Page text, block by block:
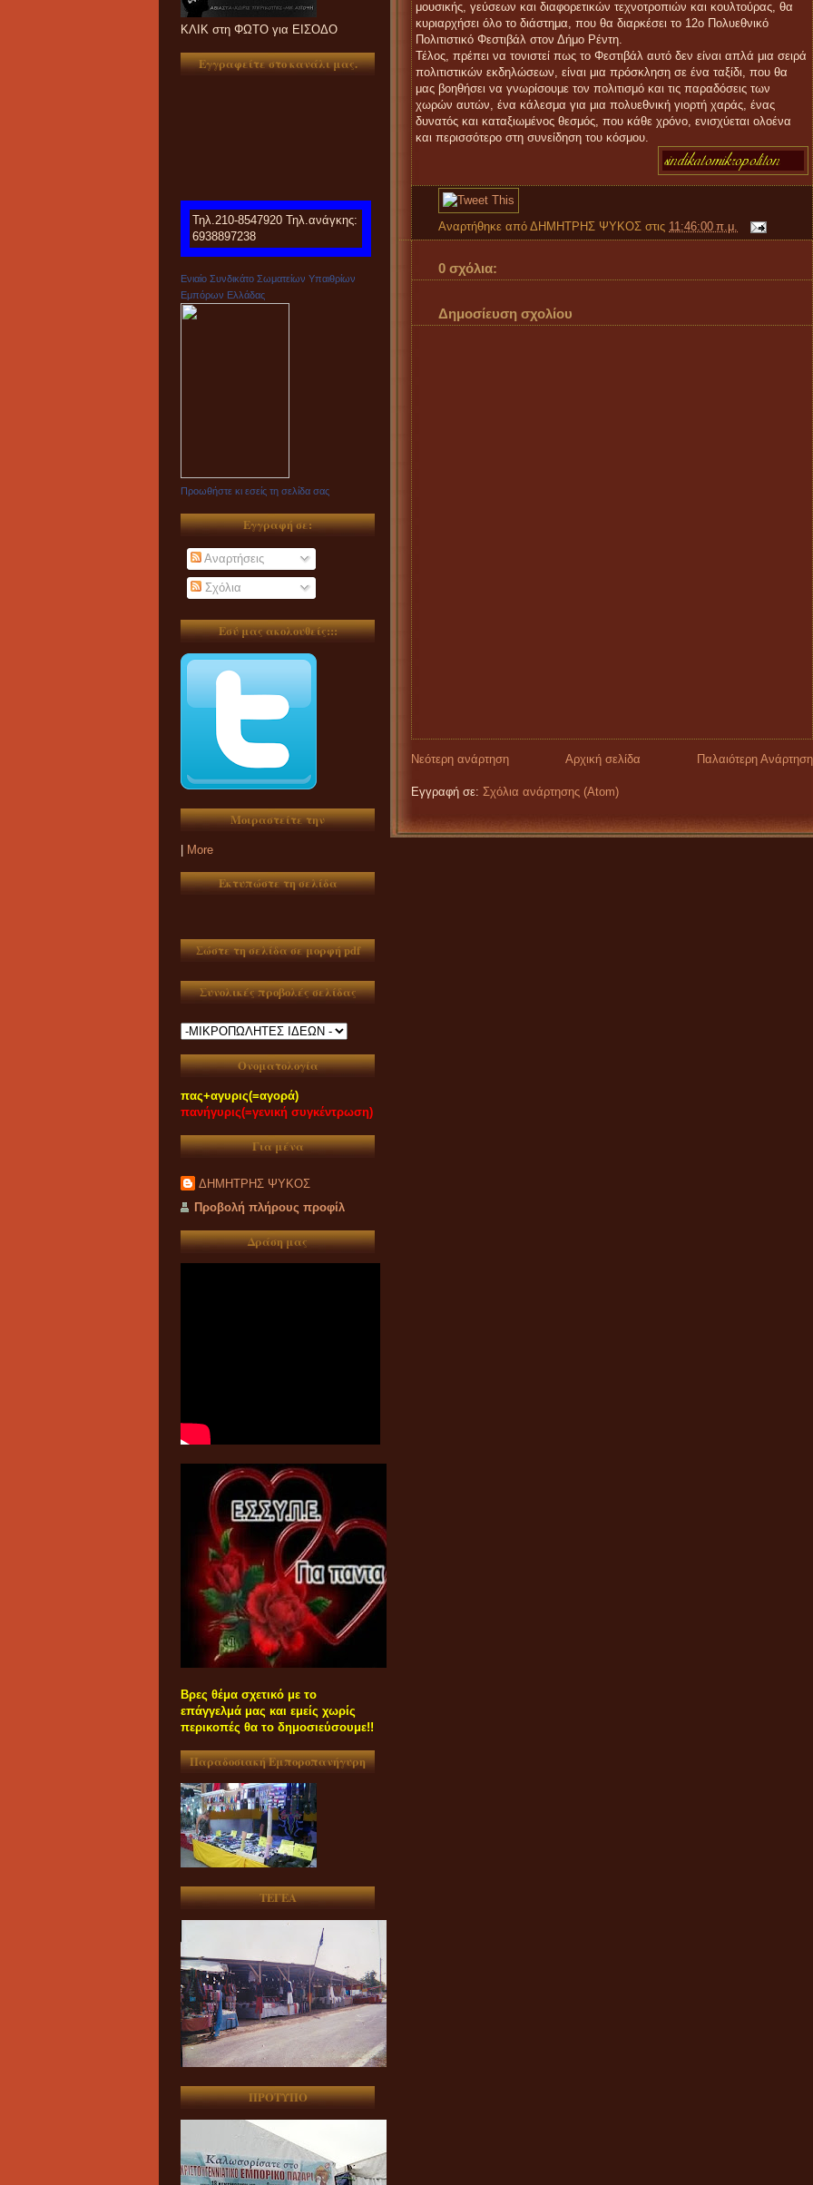
ΚΛΙΚ στη ΦΩΤΟ για ΕΙΣΟΔΟ
Εγγραφείτε στο κανάλι μας.
Τηλ.210-8547920 Τηλ.ανάγκης:
6938897238
Ενιαίο Συνδικάτο Σωματείων Υπαιθρίων
Εμπόρων Ελλάδας
Προωθήστε κι εσείς τη σελίδα σας
Εγγραφή σε:
Αναρτήσεις
Σχόλια
Εσύ μας ακολουθείς:::
Μοιραστείτε την
More
Εκτυπώστε τη σελίδα
Σώστε τη σελίδα σε μορφή pdf
Συνολικές προβολές σελίδας
Ονοματολογία
πας+αγυρις(=αγορά)
πανήγυρις(=γενική συγκέντρωση)
Για μένα
ΔΗΜΗΤΡΗΣ ΨΥΚΟΣ
Προβολή πλήρους προφίλ
Δράση μας
Βρες θέμα σχετικό με το
επάγγελμά μας και εμείς χωρίς
περικοπές θα το δημοσιεύσουμε!!
Παραδοσιακή Εμποροπανήγυρη
ΤΕΓΕΑ
ΠΡΟΤΥΠΟ
μουσικής, γεύσεων και διαφορετικών τεχνοτροπιών και κουλτούρας, θα
κυριαρχήσει όλο το διάστημα, που θα διαρκέσει το 12o Πολυεθνικό
Πολιτιστικό Φεστιβάλ στον Δήμο Ρέντη.
Τέλος, πρέπει να τονιστεί πως το Φεστιβάλ αυτό δεν είναι απλά μια σειρά
πολιτιστικών εκδηλώσεων, είναι μια πρόσκληση σε ένα ταξίδι, που θα
μας βοηθήσει να γνωρίσουμε τον πολιτισμό και τις παραδόσεις των
χωρών αυτών, ένα κάλεσμα για μια πολυεθνική γιορτή χαράς, ένας
δυνατός και καταξιωμένος θεσμός, που κάθε χρόνο, ενισχύεται ολοένα
και περισσότερο στη συνείδηση του κόσμου.
Αναρτήθηκε από ΔΗΜΗΤΡΗΣ ΨΥΚΟΣ στις 11:46:00 π.μ.
0 σχόλια:
Δημοσίευση σχολίου
Νεότερη ανάρτηση Παλαιότερη Ανάρτηση
Αρχική σελίδα
Εγγραφή σε: Σχόλια ανάρτησης (Atom)